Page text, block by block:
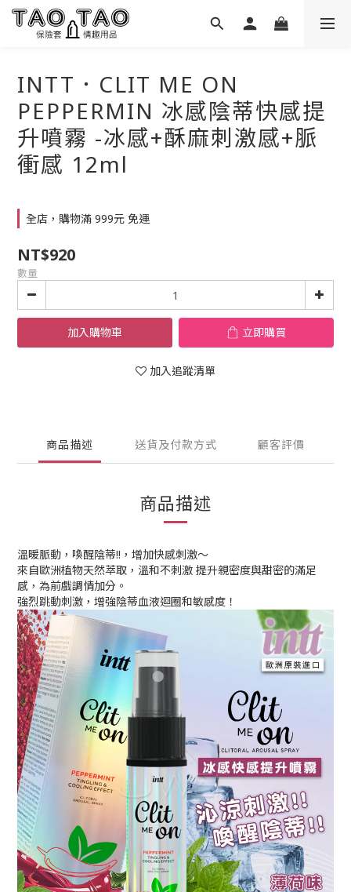
INTT．CLIT ME ON
PEPPERMIN 冰感陰蒂快感提
升噴霧 -冰感+酥麻刺激感+脈
衝感 12ml
全店，購物滿 999元 免運
NT$920
數量
加入購物車 立即購買
加入追蹤清單
商品描述 送貨及付款方式 顧客評價
商品描述
溫暖脈動，喚醒陰蒂!!，增加快感刺激～
來自歐洲植物天然萃取，溫和不刺激 提升親密度與甜密的滿足
感，為前戲調情加分。
強烈跳動刺激，增強陰蒂血液迴圈和敏感度！